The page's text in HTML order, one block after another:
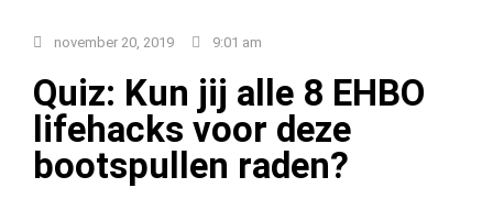
november 20, 2019 9:01 am
Quiz: Kun jij alle 8 EHBO
lifehacks voor deze
bootspullen raden?